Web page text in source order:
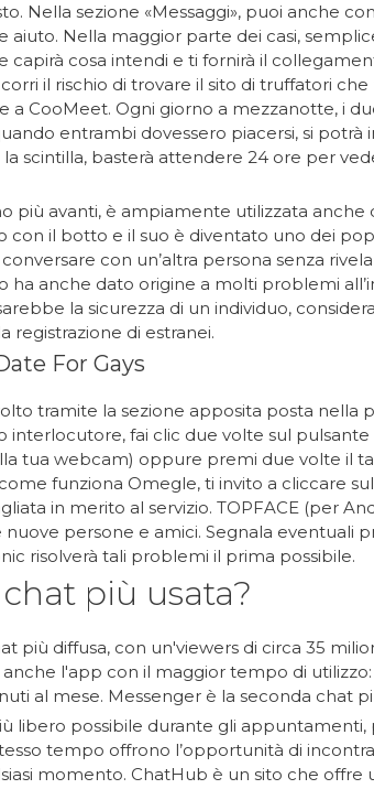
Nella sezione «Messaggi», puoi anche
aiuto. Nella maggior parte dei casi,
capirà cosa intendi e ti fornirà il
il rischio di trovare il sito di truffatori
a CooMeet. Ogni giorno a mezzanotte, i
entrambi dovessero piacersi, si potrà
la scintilla, basterà attendere 24 ore per
più avanti, è ampiamente utilizzata anche
con il botto e il suo è diventato uno dei
con un’altra persona senza
ha anche dato origine a molti problemi
la sicurezza di un individuo,
registrazione di estranei.
For Gays
tramite la sezione apposita posta nella
interlocutore, fai clic due volte sul
tua webcam) oppure premi due volte il
funziona Omegle, ti invito a cliccare
in merito al servizio. TOPFACE (per
persone e amici. Segnala eventuali
risolverà tali problemi il prima possibile.
più usata?
più diffusa, con un'viewers di circa 35
anche l'app con il maggior tempo di
al mese. Messenger è la seconda chat
libero possibile durante gli
tempo offrono l’opportunità di
momento. ChatHub è un sito che offre